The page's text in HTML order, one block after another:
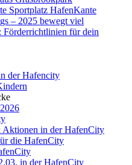
Sportplatz HafenKante
– 2025 bewegt viel
Förderrichtlinien für dein
der Hafencity
in der HafenCity
die HafenCity
in der HafenCity